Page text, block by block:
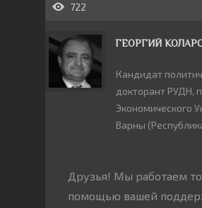
722
ГЕОРГИЙ
Кандидат
докторант РУДН,
Экономического
Варны
Друзья! Мы работаем
помощью вашей